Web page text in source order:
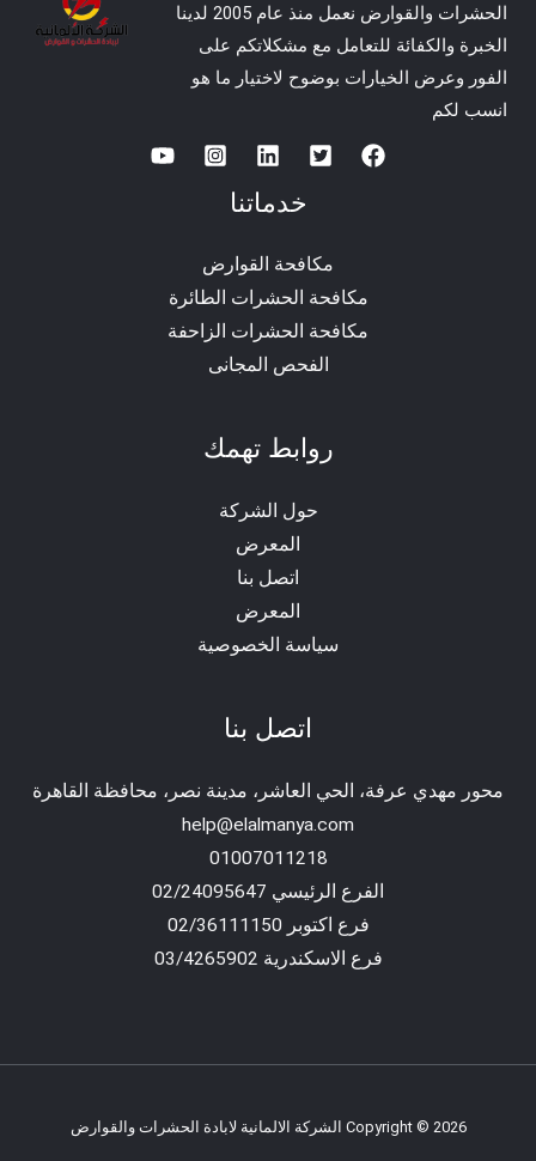
الحشرات والقوارض نعمل منذ عام 2005 لدينا
الخبرة والكفائة للتعامل مع مشكلاتكم على
الفور وعرض الخيارات بوضوح لاختيار ما هو
انسب لكم
خدماتنا
مكافحة القوارض
مكافحة الحشرات الطائرة
مكافحة الحشرات الزاحفة
الفحص المجانى
روابط تهمك
حول الشركة
المعرض
اتصل بنا
المعرض
سياسة الخصوصية
اتصل بنا
محور مهدي عرفة، الحي العاشر، مدينة نصر، محافظة القاهرة‬
help@elalmanya.com
01007011218
الفرع الرئيسي 02/24095647
فرع اكتوبر 02/36111150
فرع الاسكندرية 03/4265902
Copyright © 2026 الشركة الالمانية لابادة الحشرات والقوارض